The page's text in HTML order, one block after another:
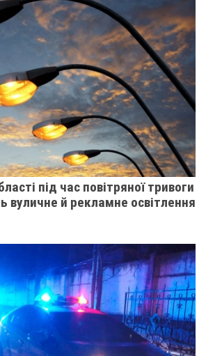
під час повітряної тривоги
вуличне й рекламне освітлення